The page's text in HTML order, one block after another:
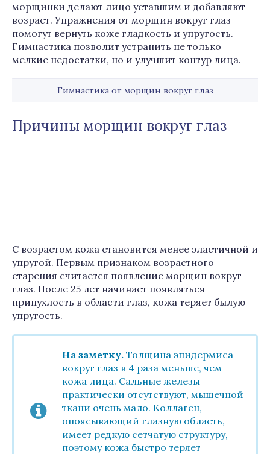
морщинки делают лицо уставшим и добавляют
возраст. Упражнения от морщин вокруг глаз
помогут вернуть коже гладкость и упругость.
Гимнастика позволит устранить не только
мелкие недостатки, но и улучшит контур лица.
Гимнастика от морщин вокруг глаз
Причины морщин вокруг глаз
С возрастом кожа становится менее эластичной и
упругой. Первым признаком возрастного
старения считается появление морщин вокруг
глаз. После 25 лет начинает появляться
припухлость в области глаз, кожа теряет былую
упругость.
На заметку. Толщина эпидермиса
вокруг глаз в 4 раза меньше, чем
кожа лица. Сальные железы
практически отсутствуют, мышечной
ткани очень мало. Коллаген,
опоясывающий глазную область,
имеет редкую сетчатую структуру,
поэтому кожа быстро теряет